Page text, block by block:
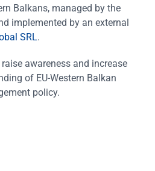
Balkans, managed by the
implemented by an external
SRL.
awareness and increase
of EU-Western Balkan
policy.